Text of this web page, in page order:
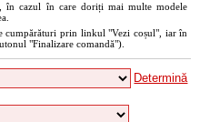
în cazul în care doriți mai multe modele
cumpărături prin linkul "Vezi coșul", iar în
"Finalizare comandă").
Determină